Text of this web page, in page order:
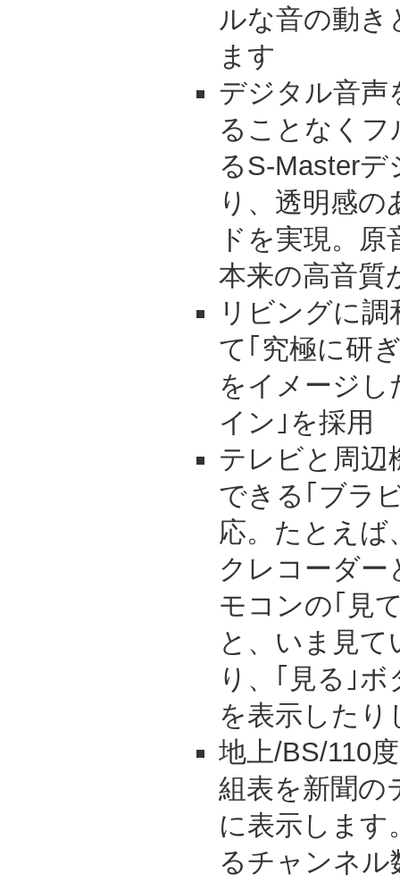
ルな音の動き
ます
デジタル音声
ることなく
るS-Master
り、透明感
ドを実現。
本来の高音質
リビングに
て｢究極に研
をイメージ
イン｣を採用
テレビと周辺
できる｢ブラ
応。たとえば
クレコーダー
モコンの｢見
と、いま見
り、｢見る｣
を表示したり
地上/BS/110
組表を新聞の
に表示します
るチャンネル